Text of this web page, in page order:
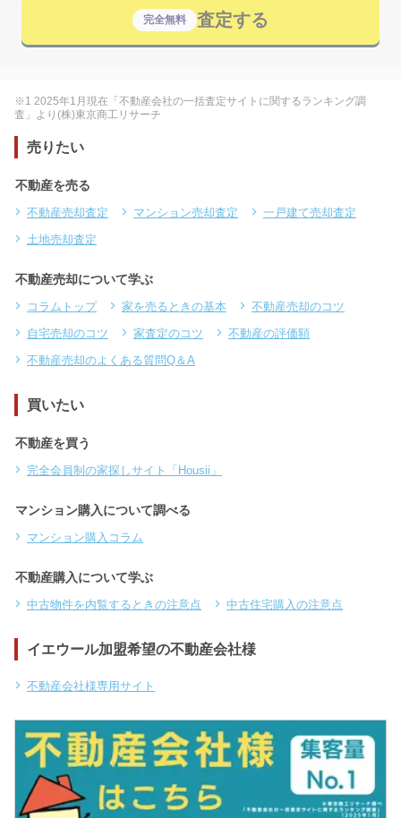
完全無料 査定する
※1 2025年1月現在「不動産会社の一括査定サイトに関するランキング調
査」より(株)東京商工リサーチ
売りたい
不動産を売る
不動産売却査定 マンション売却査定
一戸建て売却査定
土地売却査定
不動産売却について学ぶ
コラムトップ 家を売るときの基本
不動産売却のコツ
自宅売却のコツ
家査定のコツ
不動産の評価額
不動産売却のよくある質問Q＆A
買いたい
不動産を買う
完全会員制の家探しサイト「Housii」
マンション購入について調べる
マンション購入コラム
不動産購入について学ぶ
中古物件を内覧するときの注意点 中古住宅購入の注意点
イエウール加盟希望の不動産会社様
不動産会社様専用サイト